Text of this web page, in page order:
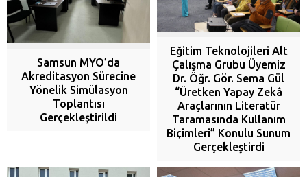
Samsun MYO’da
Akreditasyon Sürecine
Yönelik Simülasyon
Toplantısı
Gerçekleştirildi
Eğitim Teknolojileri Alt
Çalışma Grubu Üyemiz
Dr. Öğr. Gör. Sema Gül
“Üretken Yapay Zekâ
Araçlarının Literatür
Taramasında Kullanım
Biçimleri” Konulu Sunum
Gerçekleştirdi